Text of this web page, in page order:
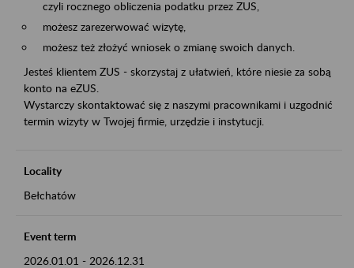
czyli rocznego obliczenia podatku przez ZUS,
możesz zarezerwować wizytę,
możesz też złożyć wniosek o zmianę swoich danych.
Jesteś klientem ZUS - skorzystaj z ułatwień, które niesie za sobą
konto na eZUS.
Wystarczy skontaktować się z naszymi pracownikami i uzgodnić
termin wizyty w Twojej firmie, urzędzie i instytucji.
Locality
Bełchatów
Event term
2026.01.01 - 2026.12.31